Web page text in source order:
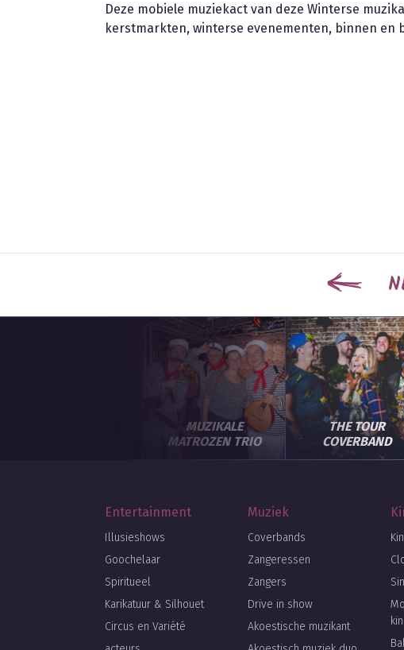
Deze mobiele muziekact van deze Winterse
kerstmarkten, winterse evenementen, binnen en
MUZIKALE
MATROZEN TRIO
THE TOUR
COVERBAND
Entertainment
Illusieshows
Goochelaar
Spiritueel
Karikatuur & Silhouet
Circus en Variété
Muziek
Coverbands
Zangeressen
Zangers
Drive in show
Akoestische muzikant